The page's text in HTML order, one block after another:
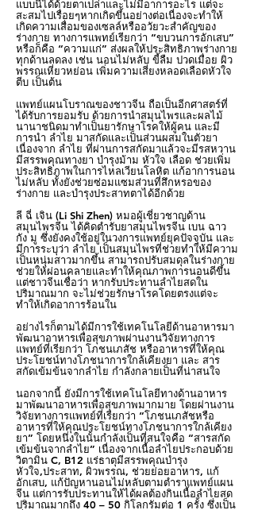
แบบนี้ได้ด้วยตาเปล่าและไม่มีอาการอะไร แต่จะ
สะสมไปเรื่อยๆหากเกิดขึ้นอย่างต่อเนื่องจะทำให้
เกิดความเสื่อมของเซลล์หรืออวัยวะสำคัญของ
ร่างกาย ทางการแพทย์เรียกว่า “ขบวนการอักเสบ”
หรือก็คือ “ความแก่” ส่งผลให้ประสิทธิภาพร่างกาย
ทุกด้านลดลง เช่น นอนไม่หลับ ขี้ลืม ปวดเมื่อย ผิว
พรรณเหี่ยวหย่อน เพิ่มความเสี่ยงหลอดเลือดหัวใจ
ตีบ เป็นต้น
แพทย์แผนโบราณของชาวจีน ถือเป็นอีกศาสตร์ที่
ได้รับการยอมรับ ด้วยการนำสมุนไพรและผลไม้
นานาชนิดมาทำเป็นยารักษาโรคให้ผู้คน และมี
การนำ ลำไย มาสกัดและเป็นส่วนผสมในตัวยา
เนื่องจาก ลำไย ที่ผ่านการสกัดมาแล้วจะมีรสหวาน
มีสรรพคุณทางยา บำรุงม้าม หัวใจ เลือด ช่วยเพิ่ม
ประสิทธิภาพในการไหลเวียนโลหิต แก้อาการนอน
ไม่หลับ ทั้งยังช่วยซ่อมแซมส่วนที่สึกหรอของ
ร่างกาย และบำรุงประสาทตาได้อีกด้วย
ลี ฉี่ เจิน (Li Shi Zhen) หมอผู้เชี่ยวชาญด้าน
สมุนไพรจีน ได้คิดตำรับยาสมุนไพรจีน เบน ฉาว
กัง มู ซึ่งยังคงใช้อยู่ในวงการแพทย์ยุคปัจจุบัน และ
มีการระบุว่า ลำไย เป็นสมุนไพรที่ช่วยทำให้มีความ
เป็นหนุ่มสาวมากขึ้น สามารถปรับสมดุลในร่างกาย
ช่วยให้ผ่อนคลายและทำให้คุณภาพการนอนดีขึ้น
แต่ชาวจีนเชื่อว่า หากรับประทานลำไยสดใน
ปริมาณมาก จะไม่ช่วยรักษาโรคโดยตรงแต่จะ
ทำให้เกิดอาการร้อนใน
อย่างไรก็ตามได้มีการใช้เทคโนโลยีด้านอาหารมา
พัฒนาอาหารเพื่อสุขภาพผ่านงานวิจัยทางการ
แพทย์ที่เรียกว่า โภชนเภสัช หรืออาหารที่ให้คุณ
ประโยชน์ทางโภชนาการใกล้เคียงยา และ สาร
สกัดเข้มข้นจากลำไย กำลังกลายเป็นที่น่าสนใจ
นอกจากนี้ ยังมีการใช้เทคโนโลยีทางด้านอาหาร
มาพัฒนาอาหารเพื่อสุขภาพมากมาย โดยผ่านงาน
วิจัยทางการแพทย์ที่เรียกว่า “โภชนเภสัชหรือ
อาหารที่ให้คุณประโยชน์ทางโภชนาการใกล้เคียง
ยา” โดยหนึ่งในนั้นกำลังเป็นที่สนใจคือ “สารสกัด
เข้มข้นจากลำไย” เนื่องจากเนื้อลำไยประกอบด้วย
วิตามิน C, B12 แร่ธาตุมีสรรพคุณบำรุง
หัวใจ,ประสาท, ผิวพรรณ, ช่วยย่อยอาหาร, แก้
อักเสบ, แก้ปัญหานอนไม่หลับตามตำราแพทย์แผน
จีน แต่การรับประทานให้ได้ผลต้องกินเนื้อลำไยสด
ปริมาณมากถึง 40 – 50 กิโลกรัมต่อ 1 ครั้ง ซึ่งเป็น